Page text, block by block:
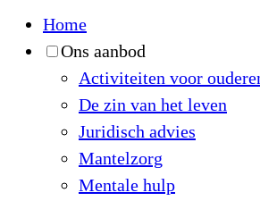
Home
Ons aanbod
Activiteiten voor
De zin van het leven
Juridisch advies
Mantelzorg
Mentale hulp